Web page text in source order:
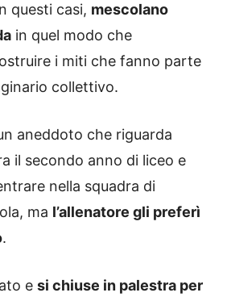
questi casi, mescolano
in quel modo che
i miti che fanno parte
collettivo.
aneddoto che riguarda
il secondo anno di liceo e
nella squadra di
ma l’allenatore gli preferì
.
e si chiuse in palestra per